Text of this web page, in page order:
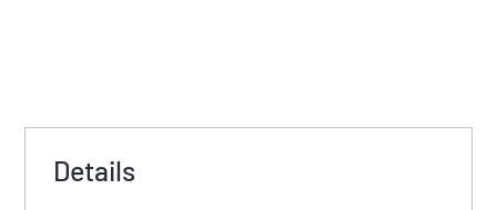
Details